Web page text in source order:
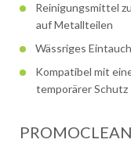
Reinigungsmittel
auf Metallteilen
Wässriges
Kompatibel mit
temporärer Schutz